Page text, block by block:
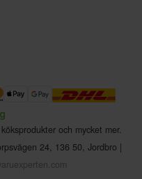
och mycket mer.
24, 136 50, Jordbro |